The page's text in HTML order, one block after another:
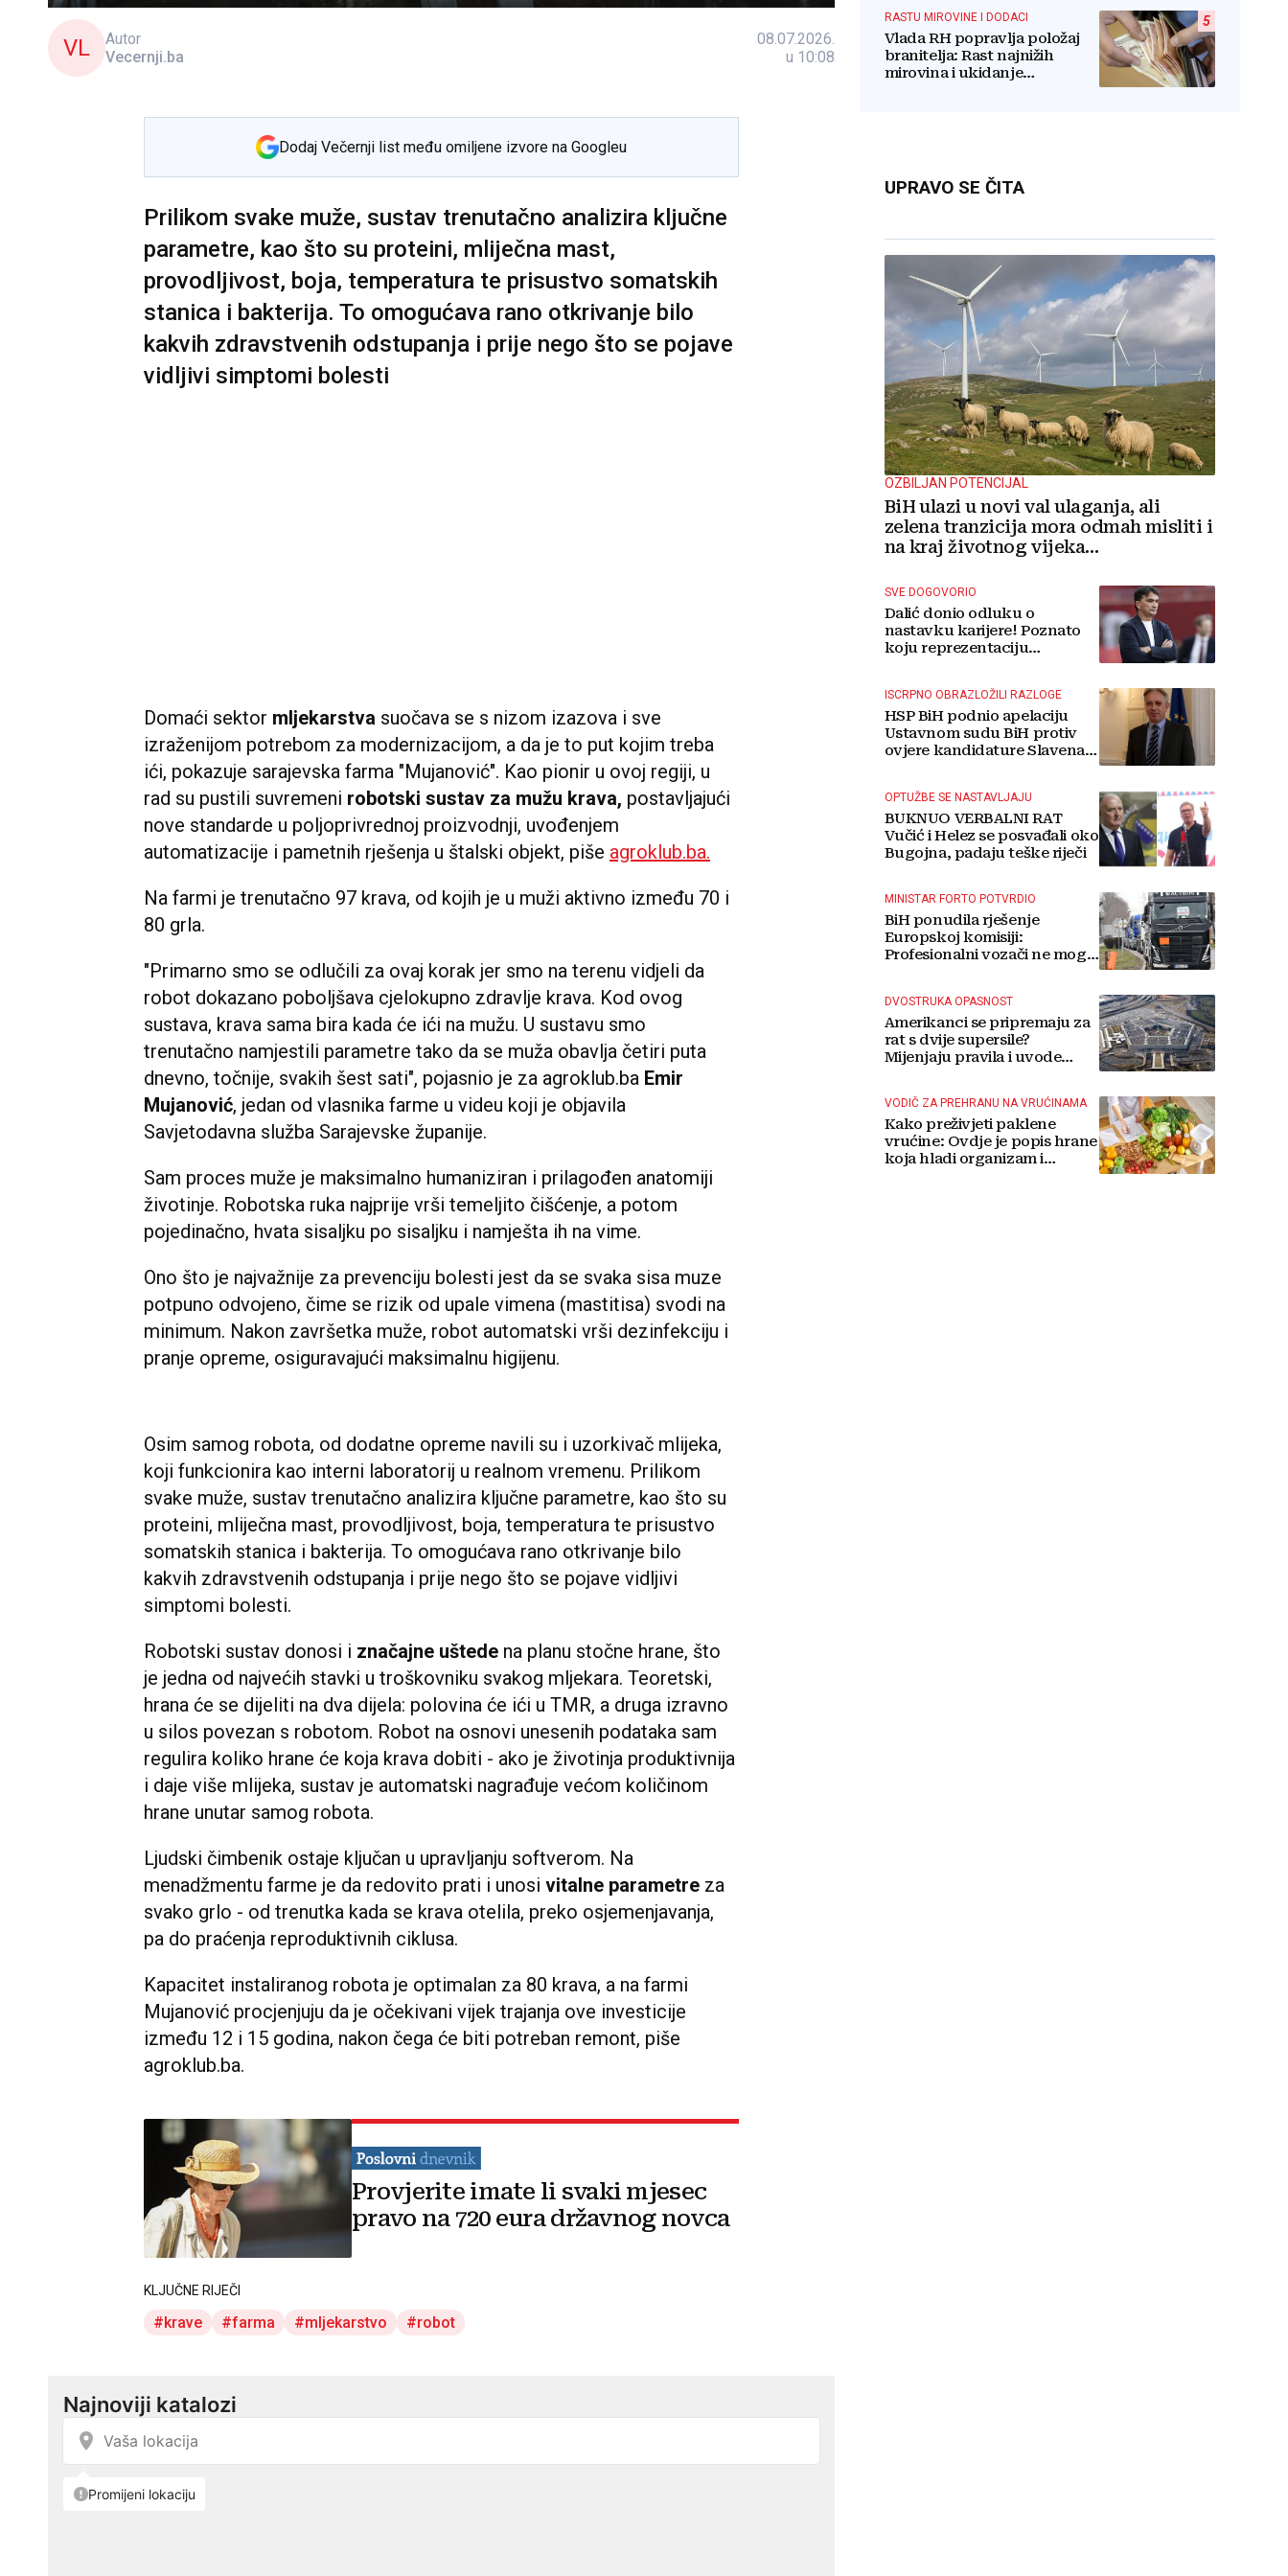
VL
Autor
Vecernji.ba
08.07.2026.
u 10:08
Dodaj Večernji list među omiljene izvore na Googleu
Prilikom svake muže, sustav trenutačno analizira ključne
parametre, kao što su proteini, mliječna mast,
provodljivost, boja, temperatura te prisustvo somatskih
stanica i bakterija. To omogućava rano otkrivanje bilo
kakvih zdravstvenih odstupanja i prije nego što se pojave
vidljivi simptomi bolesti
Domaći sektor mljekarstva suočava se s nizom izazova i sve
izraženijom potrebom za modernizacijom, a da je to put kojim treba
ići, pokazuje sarajevska farma "Mujanović". Kao pionir u ovoj regiji, u
rad su pustili suvremeni robotski sustav za mužu krava, postavljajući
nove standarde u poljoprivrednoj proizvodnji, uvođenjem
automatizacije i pametnih rješenja u štalski objekt, piše agroklub.ba.
Na farmi je trenutačno 97 krava, od kojih je u muži aktivno između 70 i
80 grla.
"Primarno smo se odlučili za ovaj korak jer smo na terenu vidjeli da
robot dokazano poboljšava cjelokupno zdravlje krava. Kod ovog
sustava, krava sama bira kada će ići na mužu. U sustavu smo
trenutačno namjestili parametre tako da se muža obavlja četiri puta
dnevno, točnije, svakih šest sati", pojasnio je za agroklub.ba Emir
Mujanović, jedan od vlasnika farme u videu koji je objavila
Savjetodavna služba Sarajevske županije.
Sam proces muže je maksimalno humaniziran i prilagođen anatomiji
životinje. Robotska ruka najprije vrši temeljito čišćenje, a potom
pojedinačno, hvata sisaljku po sisaljku i namješta ih na vime.
Ono što je najvažnije za prevenciju bolesti jest da se svaka sisa muze
potpuno odvojeno, čime se rizik od upale vimena (mastitisa) svodi na
minimum. Nakon završetka muže, robot automatski vrši dezinfekciju i
pranje opreme, osiguravajući maksimalnu higijenu.
Osim samog robota, od dodatne opreme navili su i uzorkivač mlijeka,
koji funkcionira kao interni laboratorij u realnom vremenu. Prilikom
svake muže, sustav trenutačno analizira ključne parametre, kao što su
proteini, mliječna mast, provodljivost, boja, temperatura te prisustvo
somatskih stanica i bakterija. To omogućava rano otkrivanje bilo
kakvih zdravstvenih odstupanja i prije nego što se pojave vidljivi
simptomi bolesti.
Robotski sustav donosi i značajne uštede na planu stočne hrane, što
je jedna od najvećih stavki u troškovniku svakog mljekara. Teoretski,
hrana će se dijeliti na dva dijela: polovina će ići u TMR, a druga izravno
u silos povezan s robotom. Robot na osnovi unesenih podataka sam
regulira koliko hrane će koja krava dobiti - ako je životinja produktivnija
i daje više mlijeka, sustav je automatski nagrađuje većom količinom
hrane unutar samog robota.
Ljudski čimbenik ostaje ključan u upravljanju softverom. Na
menadžmentu farme je da redovito prati i unosi vitalne parametre za
svako grlo - od trenutka kada se krava otelila, preko osjemenjavanja,
pa do praćenja reproduktivnih ciklusa.
Kapacitet instaliranog robota je optimalan za 80 krava, a na farmi
Mujanović procjenjuju da je očekivani vijek trajanja ove investicije
između 12 i 15 godina, nakon čega će biti potreban remont, piše
agroklub.ba.
Provjerite imate li svaki mjesec
pravo na 720 eura državnog novca
KLJUČNE RIJEČI
krave farma mljekarstvo robot
5
RASTU MIROVINE I DODACI
Vlada RH popravlja položaj
branitelja: Rast najnižih
mirovina i ukidanje
UPRAVO SE ČITA
OZBILJAN POTENCIJAL
BiH ulazi u novi val ulaganja, ali
zelena tranzicija mora odmah misliti i
na kraj životnog vijeka
SVE DOGOVORIO
Dalić donio odluku o
nastavku karijere! Poznato
koju reprezentaciju
ISCRPNO OBRAZLOŽILI RAZLOGE
HSP BiH podnio apelaciju
Ustavnom sudu BiH protiv
ovjere kandidature Slavena
OPTUŽBE SE NASTAVLJAJU
BUKNUO VERBALNI RAT
Vučić i Helez se posvađali oko
Bugojna, padaju teške riječi
MINISTAR FORTO POTVRDIO
BiH ponudila rješenje
Europskoj komisiji:
Profesionalni vozači ne mogu
DVOSTRUKA OPASNOST
Amerikanci se pripremaju za
rat s dvije supersile?
Mijenjaju pravila i uvode
VODIČ ZA PREHRANU NA VRUĆINAMA
Kako preživjeti paklene
vrućine: Ovdje je popis hrane
koja hladi organizam i